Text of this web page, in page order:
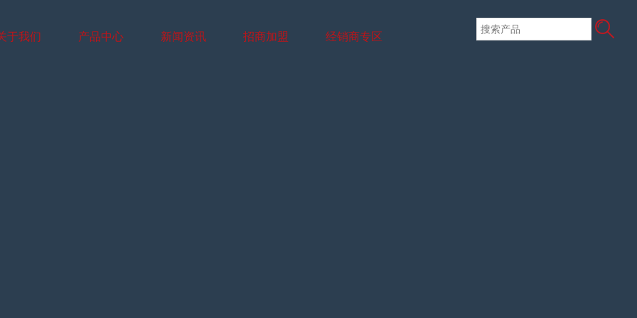
于我们 产品中心 新闻资讯 招商加盟 经销商专区